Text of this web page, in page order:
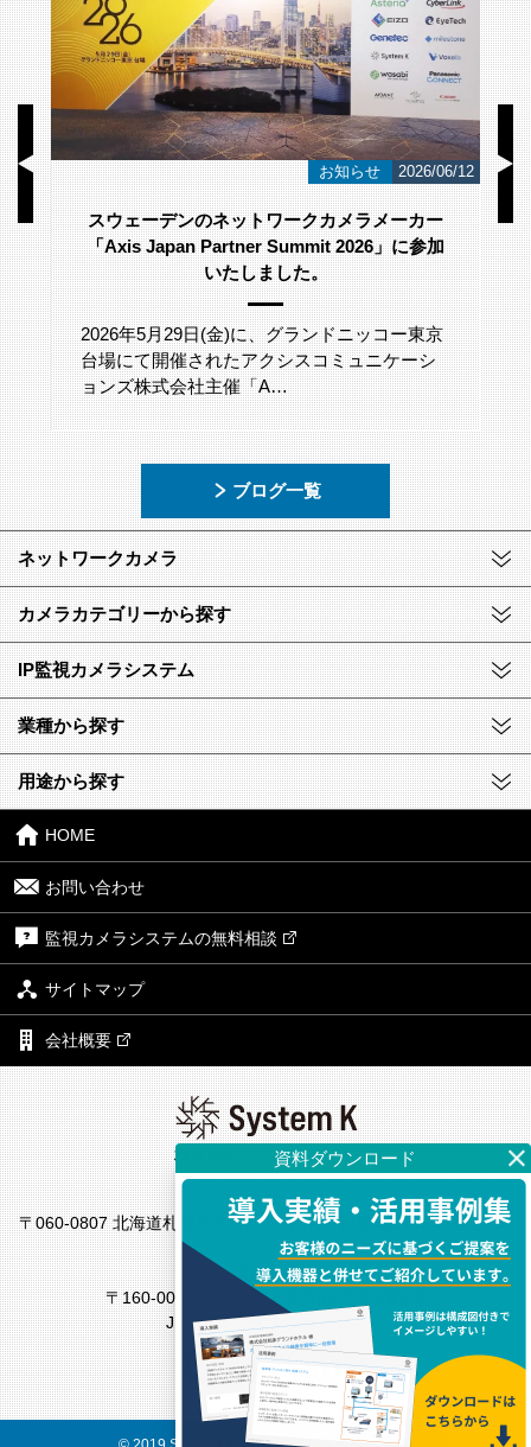
23 お知らせ 2026/06/12
スウェーデンのネットワークカメラメーカー
「Axis Japan Partner Summit 2026」に参加
いたしました。
2026年5月29日(金)に、グランドニッコー東京
台場にて開催されたアクシスコミュニケーシ
ョンズ株式会社主催「A…
ブログ一覧
ネットワークカメラ
カメラカテゴリーから探す
IP監視カメラシステム
業種から探す
用途から探す
HOME
お問い合わせ
監視カメラシステムの無料相談
サイトマップ
会社概要
株式会社システム・ケイ
本社
〒060-0807 北海道札幌市北区北7条西4丁目1番地2 KDX札幌ビル7
東京支社
〒160-0022 東京都新宿区新宿4丁目1番6号
JR新宿ミライナタワー18F